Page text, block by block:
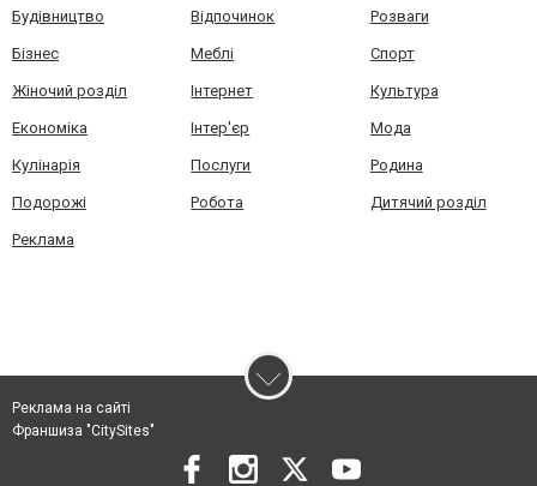
Будівництво Відпочинок Розваги
Бізнес Меблі Спорт
Жіночий розділ Інтернет Культура
Економіка Інтер'єр Мода
Кулінарія Послуги Родина
Подорожі Робота Дитячий розділ
Реклама
Реклама на сайті
Франшиза "CitySites"